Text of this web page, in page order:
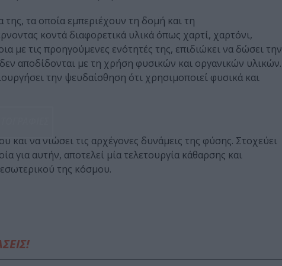
τα οποία εμπεριέχουν τη δομή και τη
κοντά διαφορετικά υλικά όπως χαρτί, χαρτόνι,
με τις προηγούμενες ενότητές της, επιδιώκει να δώσει την
αποδίδονται με τη χρήση φυσικών και οργανικών υλικών.
την ψευδαίσθηση ότι χρησιμοποιεί φυσικά και
και να νιώσει τις αρχέγονες δυνάμεις της φύσης. Στοχεύει
για αυτήν, αποτελεί µία τελετουργία κάθαρσης και
της κόσμου.